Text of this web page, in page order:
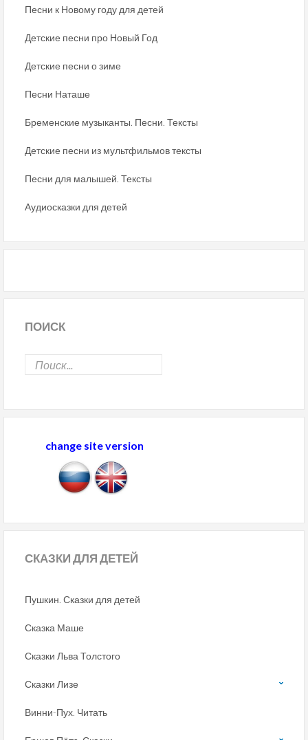
Песни к Новому году для детей
Детские песни про Новый Год
Детские песни о зиме
Песни Наташе
Бременские музыканты. Песни. Тексты
Детские песни из мультфильмов тексты
Песни для малышей. Тексты
Аудиосказки для детей
ПОИСК
change site version
СКАЗКИДЛЯ ДЕТЕЙ
Пушкин. Сказки для детей
Сказка Маше
Сказки Льва Толстого
Сказки Лизе
Винни-Пух. Читать